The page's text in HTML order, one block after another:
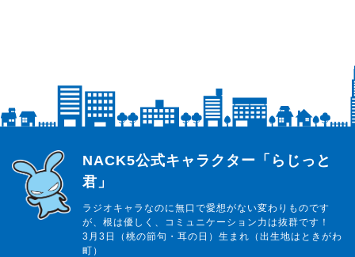
らじっと君
NACK5公式キャラクター「らじっと
君」
ラジオキャラなのに無口で愛想がない変わりものです
が、根は優しく、コミュニケーション力は抜群です！
3月3日（桃の節句・耳の日）生まれ（出生地はときがわ
町）